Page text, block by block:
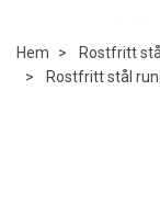
Hem Rostfritt
Rostfritt stål